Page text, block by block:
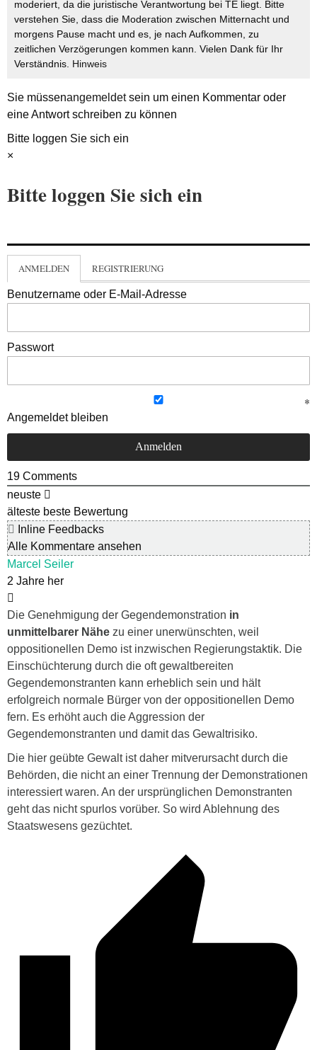
moderiert, da die juristische Verantwortung bei TE liegt. Bitte
verstehen Sie, dass die Moderation zwischen Mitternacht und
morgens Pause macht und es, je nach Aufkommen, zu
zeitlichen Verzögerungen kommen kann. Vielen Dank für Ihr
Verständnis. Hinweis
Sie müssenangemeldetsein um einen Kommentar oder
eine Antwort schreiben zu können
Bitte loggen Sie sich ein
×
Bitte loggen Sie sich ein
ANMELDEN REGISTRIERUNG
Benutzername oder E-Mail-Adresse
Passwort
Angemeldet bleiben
19 Comments
neuste
älteste beste Bewertung
Inline Feedbacks
Alle Kommentare ansehen
Marcel Seiler
2 Jahre her
Die Genehmigung der Gegendemonstration in
unmittelbarer Nähe zu einer unerwünschten, weil
oppositionellen Demo ist inzwischen Regierungstaktik. Die
Einschüchterung durch die oft gewaltbereiten
Gegendemonstranten kann erheblich sein und hält
erfolgreich normale Bürger von der oppositionellen Demo
fern. Es erhöht auch die Aggression der
Gegendemonstranten und damit das Gewaltrisiko.
Die hier geübte Gewalt ist daher mitverursacht durch die
Behörden, die nicht an einer Trennung der Demonstrationen
interessiert waren. An der ursprünglichen Demonstranten
geht das nicht spurlos vorüber. So wird Ablehnung des
Staatswesens gezüchtet.